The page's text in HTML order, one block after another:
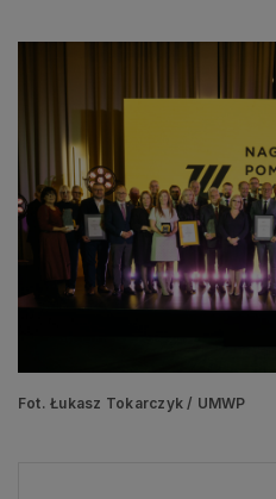
Fot. Łukasz Tokarczyk / UMWP